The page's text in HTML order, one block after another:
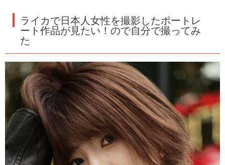
ライカで日本人女性を撮影したポートレ
ート作品が見たい！ので自分で撮ってみ
た